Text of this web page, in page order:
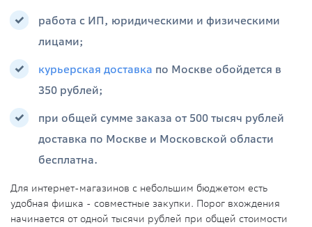
работа с ИП, юридическими и физическими
лицами;
курьерская доставка по Москве обойдется в
350 рублей;
при общей сумме заказа от 500 тысяч рублей
доставка по Москве и Московской области
бесплатна.
Для интернет-магазинов с небольшим бюджетом есть
удобная фишка - совместные закупки. Порог вхождения
начинается от одной тысячи рублей при общей стоимости